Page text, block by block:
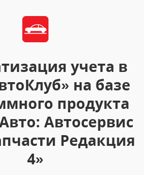
учета в
на базе
продукта
Автосервис
Редакция
4»